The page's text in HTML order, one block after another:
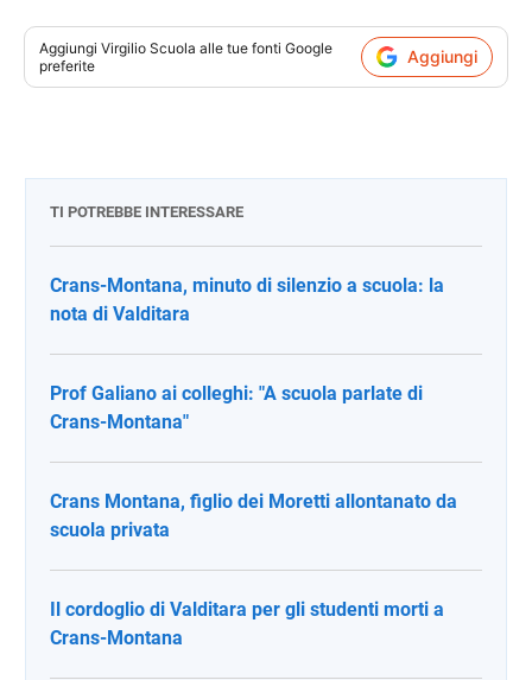
Aggiungi Virgilio Scuola alle tue fonti Google
preferite
Aggiungi
TI POTREBBE INTERESSARE
Crans-Montana, minuto di silenzio a scuola: la
nota di Valditara
Prof Galiano ai colleghi: "A scuola parlate di
Crans-Montana"
Crans Montana, figlio dei Moretti allontanato da
scuola privata
Il cordoglio di Valditara per gli studenti morti a
Crans-Montana